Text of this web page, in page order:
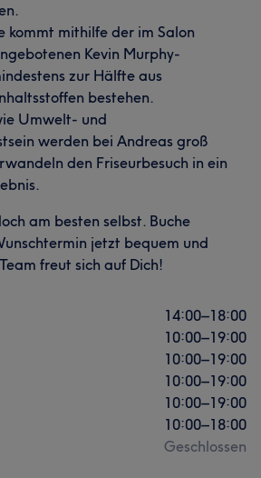
kommt mithilfe der im Salon
Kevin Murphy-
zur Hälfte aus
bestehen.
Umwelt- und
werden bei Andreas groß
den Friseurbesuch in ein
am besten selbst. Buche
jetzt bequem und
freut sich auf Dich!
14:00–18:00
10:00–19:00
10:00–19:00
10:00–19:00
10:00–19:00
10:00–18:00
Geschlossen